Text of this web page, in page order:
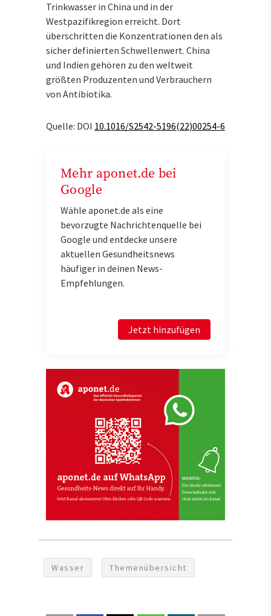
Trinkwasser in China und in der
Westpazifikregion erreicht. Dort
überschritten die Konzentrationen den als
sicher definierten Schwellenwert. China
und Indien gehören zu den weltweit
größten Produzenten und Verbrauchern
von Antibiotika.
Quelle: DOI 10.1016/S2542-5196(22)00254-6
Mehr aponet.de bei
Google
Wähle aponet.de als eine
bevorzugte Nachrichtenquelle bei
Google und entdecke unsere
aktuellen Gesundheitsnews
häufiger in deinen News-
Empfehlungen.
Jetzt hinzufügen
Wasser Themenübersicht